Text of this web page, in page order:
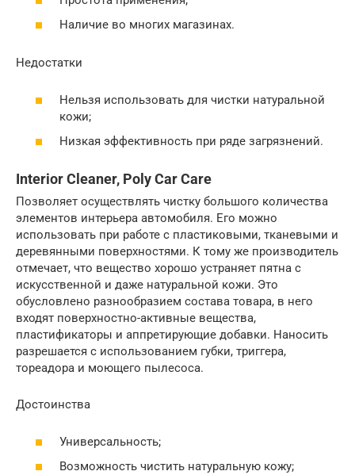
Наличие во многих магазинах.
Недостатки
Нельзя использовать для чистки натуральной
кожи;
Низкая эффективность при ряде загрязнений.
Interior Cleaner, Poly Car Care
Позволяет осуществлять чистку большого количества
элементов интерьера автомобиля. Его можно
использовать при работе с пластиковыми, тканевыми и
деревянными поверхностями. К тому же производитель
отмечает, что вещество хорошо устраняет пятна с
искусственной и даже натуральной кожи. Это
обусловлено разнообразием состава товара, в него
входят поверхностно-активные вещества,
пластификаторы и аппретирующие добавки. Наносить
разрешается с использованием губки, триггера,
тореадора и моющего пылесоса.
Достоинства
Универсальность;
Возможность чистить натуральную кожу;